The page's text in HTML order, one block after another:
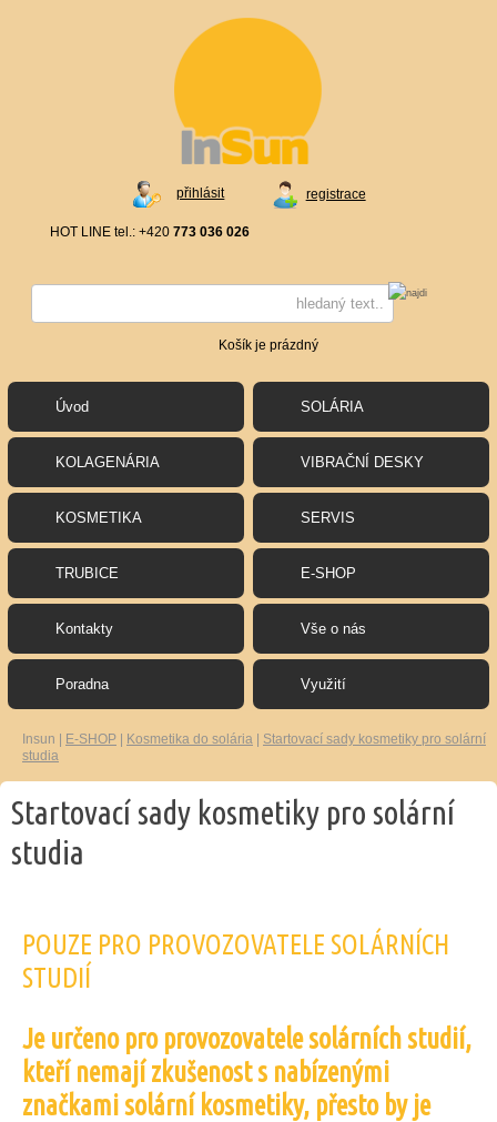
registrace
přihlásit
HOT LINE tel.: +420 773 036 026
Košík je prázdný
Úvod SOLÁRIA
KOLAGENÁRIA VIBRAČNÍ DESKY
KOSMETIKA SERVIS
TRUBICE E-SHOP
Kontakty Vše o nás
Poradna Využití
Insun E-SHOP Kosmetika do solária
Startovací sady kosmetiky pro solární
studia
Startovací sady kosmetiky pro solární
studia
POUZE PRO PROVOZOVATELE SOLÁRNÍCH
STUDIÍ
Je určeno pro provozovatele solárních studií,
kteří nemají zkušenost s nabízenými
značkami solární kosmetiky, přesto by je